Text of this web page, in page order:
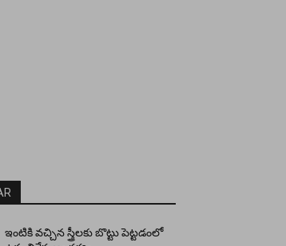
ఇంటికి వచ్చిన స్త్రీలకు బొట్టు పెట్టడంలో